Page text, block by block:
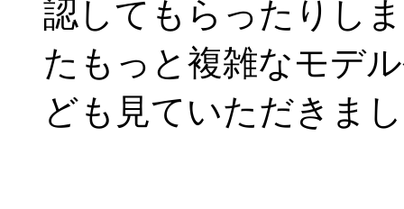
認してもらったりし
たもっと複雑なモデ
ども見ていただきま